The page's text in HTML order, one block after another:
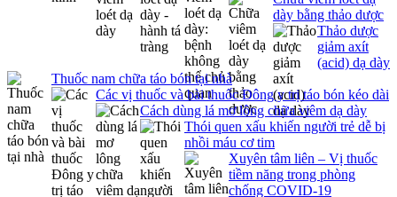
dày bằng thảo dược
Thảo dược
giảm axít
(acid) dạ dày
Thuốc nam chữa táo bón tại nhà
Các vị thuốc và bài thuốc Đông y trị táo bón kéo dài
Cách dùng lá mơ lông chữa viêm dạ dày
Thói quen xấu khiến người trẻ dễ bị
nhồi máu cơ tim
Xuyên tâm liên – Vị thuốc
tiềm năng trong phòng
chống COVID-19